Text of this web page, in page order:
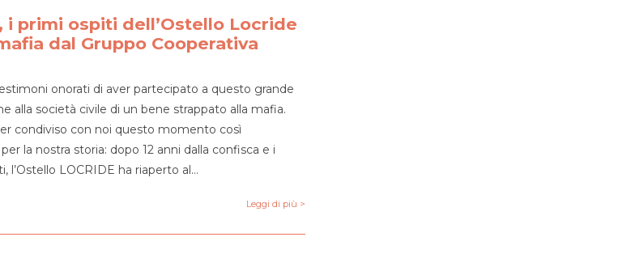
i primi ospiti dell’Ostello Locride
dal Gruppo Cooperativa
onorati di aver partecipato a questo grande
alla società civile di un bene strappato alla mafia.
condiviso con noi questo momento così
la nostra storia: dopo 12 anni dalla confisca e i
l’Ostello LOCRIDE ha riaperto al…
Leggi di più >